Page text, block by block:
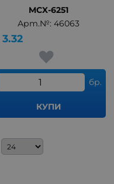
MCX-6251
Арт.№: 46063
3.32
бр.
КУПИ